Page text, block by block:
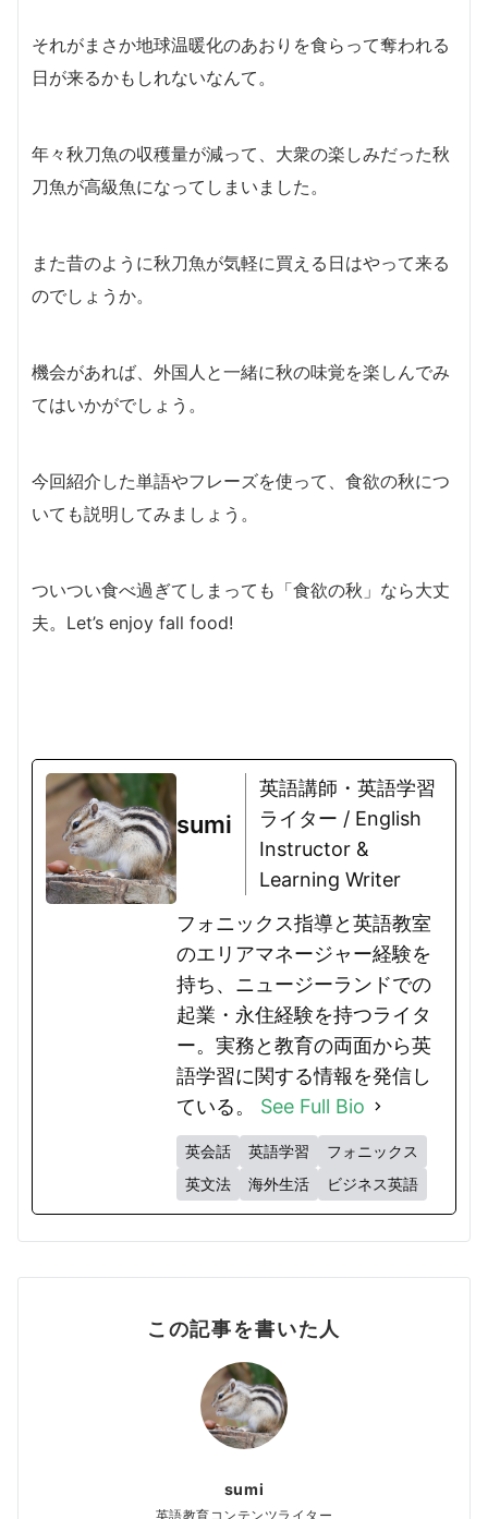
それがまさか地球温暖化のあおりを食らって奪われる
日が来るかもしれないなんて。
年々秋刀魚の収穫量が減って、大衆の楽しみだった秋
刀魚が高級魚になってしまいました。
また昔のように秋刀魚が気軽に買える日はやって来る
のでしょうか。
機会があれば、外国人と一緒に秋の味覚を楽しんでみ
てはいかがでしょう。
今回紹介した単語やフレーズを使って、食欲の秋につ
いても説明してみましょう。
ついつい食べ過ぎてしまっても「食欲の秋」なら大丈
夫。Let’s enjoy fall food!
sumi
英語講師・英語学習
ライター / English
Instructor &
Learning Writer
フォニックス指導と英語教室
のエリアマネージャー経験を
持ち、ニュージーランドでの
起業・永住経験を持つライタ
ー。実務と教育の両面から英
語学習に関する情報を発信し
ている。 See Full Bio
英会話 英語学習
フォニックス
英文法
海外生活 ビジネス英語
この記事を書いた人
sumi
英語教育コンテンツライター